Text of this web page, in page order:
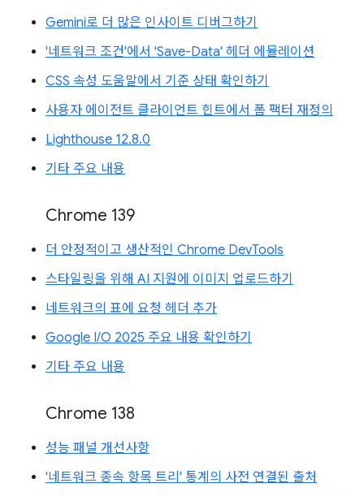
Gemini로 더 많은 인사이트 디버그하기
'네트워크 조건'에서 'Save-Data' 헤더 에뮬레이션
CSS 속성 도움말에서 기준 상태 확인하기
사용자 에이전트 클라이언트 힌트에서 폼 팩터 재정의
Lighthouse 12.8.0
기타 주요 내용
Chrome 139
더 안정적이고 생산적인 Chrome DevTools
스타일링을 위해 AI 지원에 이미지 업로드하기
네트워크의 표에 요청 헤더 추가
Google I/O 2025 주요 내용 확인하기
기타 주요 내용
Chrome 138
성능 패널 개선사항
'네트워크 종속 항목 트리' 통계의 사전 연결된 출처